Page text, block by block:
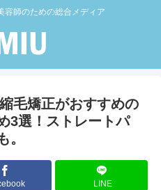
容師のための総合メディア
毛矯正がおすすめの
3選！ストレートパ
。
LINE